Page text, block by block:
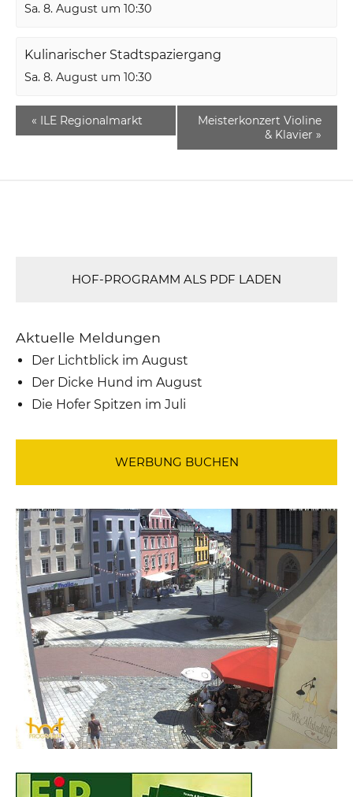
Sa. 8. August um 10:30
Kulinarischer Stadtspaziergang
Sa. 8. August um 10:30
« ILE Regionalmarkt
Meisterkonzert Violine
& Klavier »
HOF-PROGRAMM ALS PDF LADEN
Aktuelle Meldungen
Der Lichtblick im August
Der Dicke Hund im August
Die Hofer Spitzen im Juli
WERBUNG BUCHEN